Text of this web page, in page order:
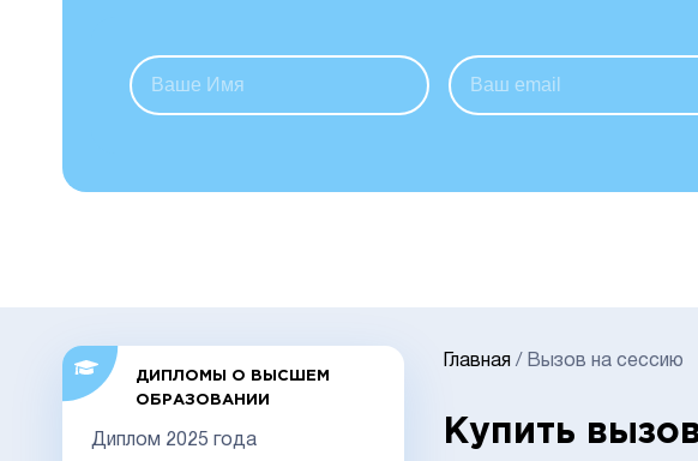
ДИПЛОМЫ О ВЫСШЕМ
ОБРАЗОВАНИИ
Диплом 2025 года
Главная / Вызов на сессию
Купить